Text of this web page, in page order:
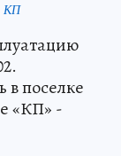
КП
в поселке
«КП» -